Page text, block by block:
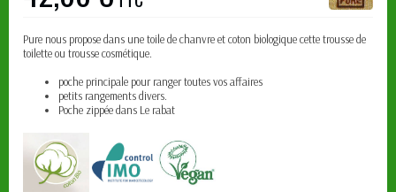
Pure nous propose dans une toile de chanvre et coton biologique cette trousse de
toilette ou trousse cosmétique.
poche principale pour ranger toutes vos affaires
petits rangements divers.
Poche zippée dans Le rabat